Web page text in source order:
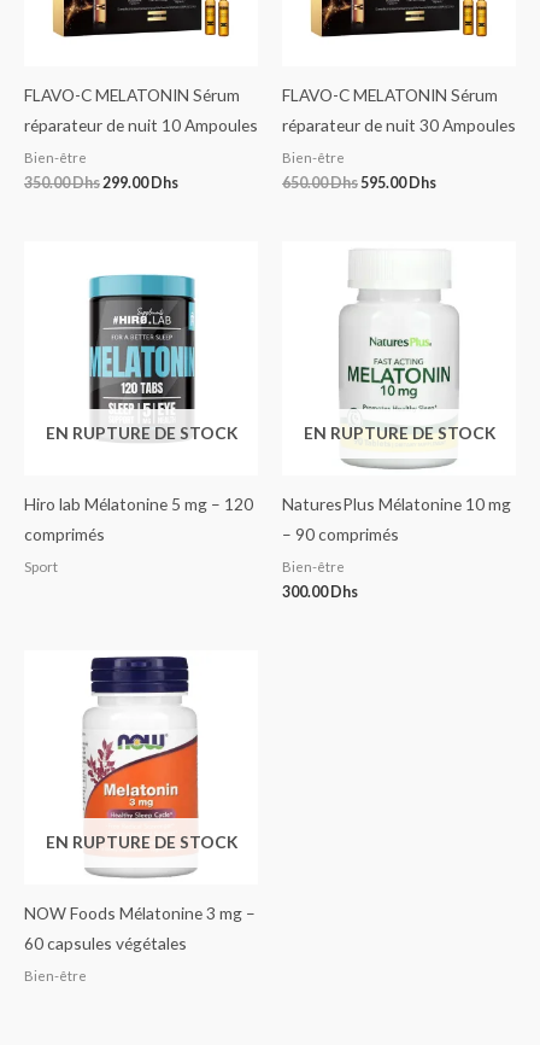
FLAVO-C MELATONIN Sérum
réparateur de nuit 10 Ampoules
Bien-être
350.00Dhs 299.00Dhs
FLAVO-C MELATONIN Sérum
réparateur de nuit 30 Ampoules
Bien-être
650.00Dhs595.00Dhs
EN RUPTURE DE STOCK
Hiro lab Mélatonine 5 mg – 120
comprimés
Sport
EN RUPTURE DE STOCK
NaturesPlus Mélatonine 10 mg
– 90 comprimés
Bien-être
300.00Dhs
EN RUPTURE DE STOCK
NOW Foods Mélatonine 3 mg –
60 capsules végétales
Bien-être